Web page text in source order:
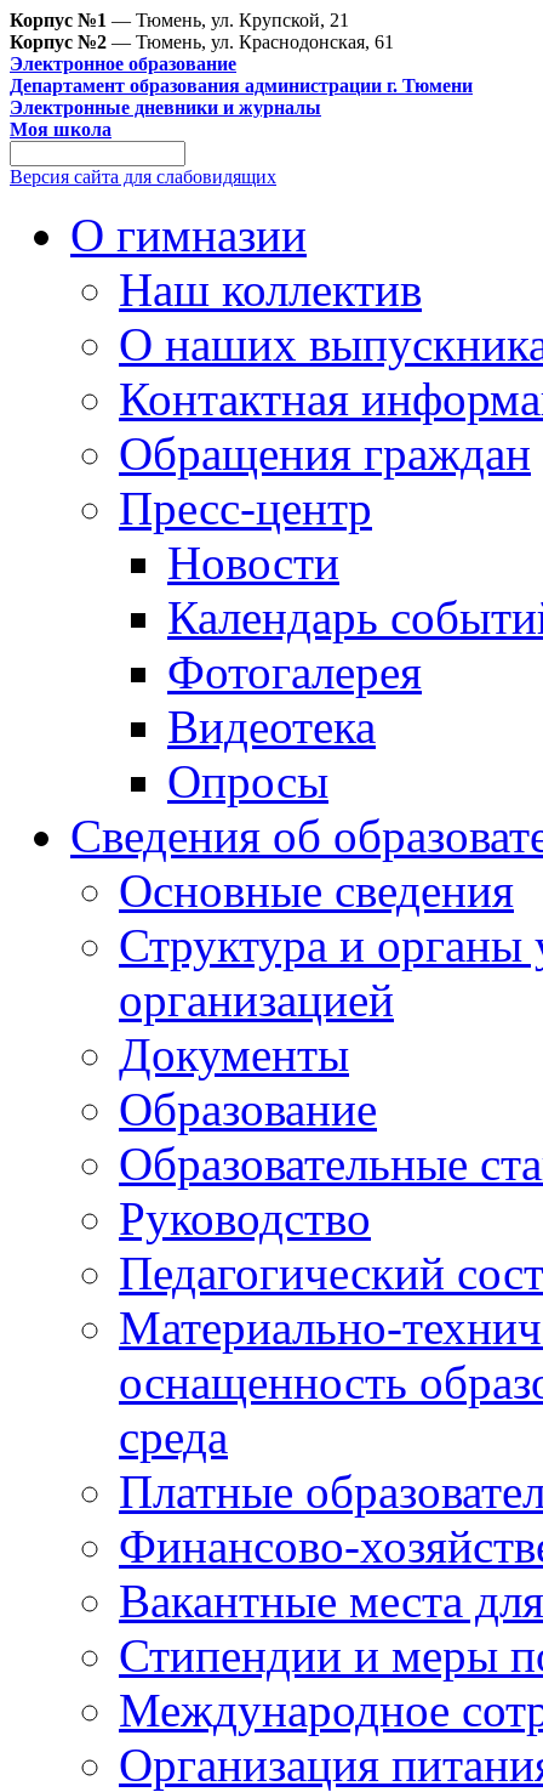
Корпус №1 — Тюмень, ул. Крупской, 21
Корпус №2 — Тюмень, ул. Краснодонская, 61
Электронное образование
Департамент образования администрации г. Тюмени
Электронные дневники и журналы
Моя школа
Версия сайта для слабовидящих
О гимназии
Наш коллектив
О наших
Контактная
Обращения граждан
Пресс-центр
Новости
Календарь
Фотогалерея
Видеотека
Опросы
Сведения об
Основные сведения
Структура и органы
организацией
Документы
Образование
Образовательные
Руководство
Педагогический
Материально-
оснащенность
среда
Платные
Финансово-
Вакантные места
Стипендии и меры
Международное
Организация